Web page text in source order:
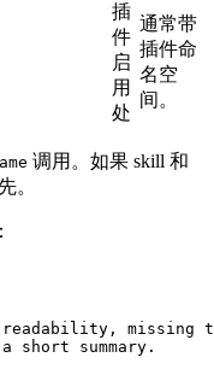
插
件
启
用
处
通常带
插件命
名空
间。
调用。如果 skill 和
。
missing
summary.